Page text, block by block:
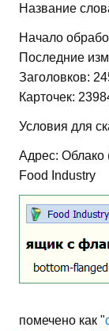
Название
Начало
Последние
Заголовков:
Карточек:
Условия для
Адрес: Облако
Food Industry
помечено как "